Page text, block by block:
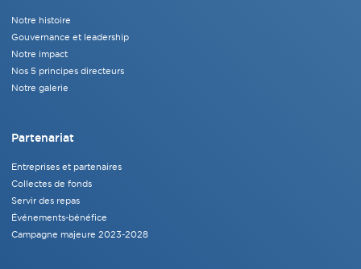
Notre histoire
Gouvernance et leadership
Notre impact
Nos 5 principes directeurs
Notre galerie
Partenariat
Entreprises et partenaires
Collectes de fonds
Servir des repas
Événements-bénéfice
Campagne majeure 2023-2028